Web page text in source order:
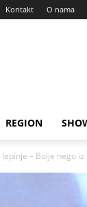
Kontakt O nama
REGION
– Bolje nego iz